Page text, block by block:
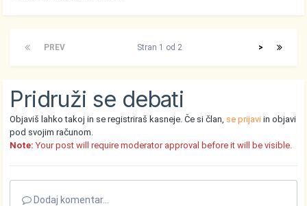
PREV >
Stran 1 od 2
Pridruži se debati
Objaviš lahko takoj in se registriraš kasneje. Če si član, se prijavi in objavi
pod svojim računom.
Note: Your post will require moderator approval before it will be visible.
Dodaj komentar...